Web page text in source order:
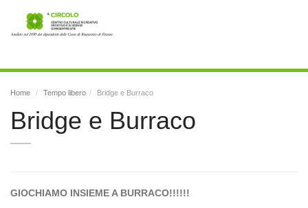
Home Tempo libero Bridge e Burraco
Bridge e Burraco
GIOCHIAMO INSIEME A BURRACO!!!!!!